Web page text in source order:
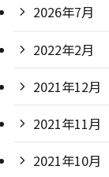
2026年7月
2022年2月
2021年12月
2021年11月
2021年10月